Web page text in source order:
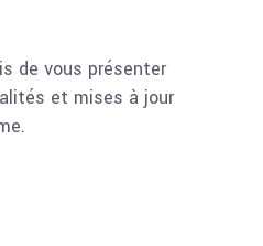
de vous présenter
et mises à jour